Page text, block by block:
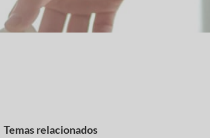
Temas relacionados